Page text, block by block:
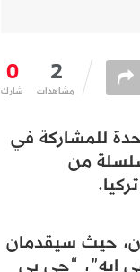
0
شارك 2
مشاهدات
للمشاركة في
من
حيث سيقدمان